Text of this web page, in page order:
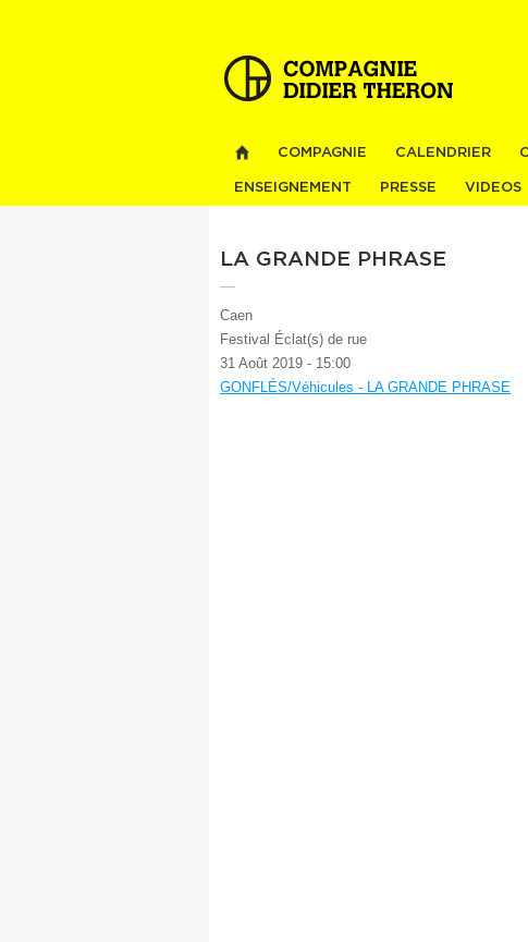
COMPAGNIE CALENDRIER
ENSEIGNEMENT PRESSE VIDEOS
LA GRANDE PHRASE
Caen
Festival Éclat(s) de rue
31 Août 2019 - 15:00
GONFLÉS/Véhicules - LA GRANDE PHRASE